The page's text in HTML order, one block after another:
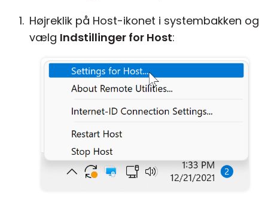
Højreklik på Host-ikonet i systembakken og
vælg Indstillinger for Host: